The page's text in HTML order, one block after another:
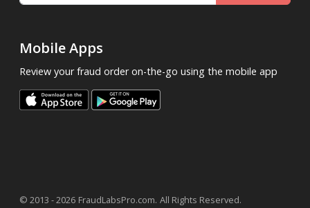
Mobile Apps
Review your fraud order on-the-go using the mobile app
© 2013 - 2026 FraudLabsPro.com. All Rights Reserved.